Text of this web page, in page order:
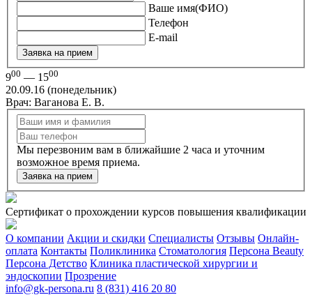
Ваше имя(ФИО)
Телефон
E-mail
Заявка на прием
900 — 1500
20.09.16 (понедельник)
Врач: Ваганова Е. В.
Мы перезвоним вам в ближайшие 2 часа и уточним
возможное время приема.
Заявка на прием
Сертификат о прохождении курсов повышения квалификации
О компании Акции и скидки Специалисты Отзывы Онлайн-
оплата Контакты Поликлиника Стоматология Персона Beauty
Персона Детство Клиника пластической хирургии и
эндоскопии Прозрение
info@gk-persona.ru 8 (831) 416 20 80